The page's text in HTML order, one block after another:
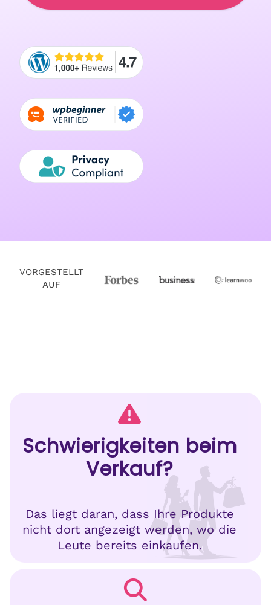
VORGESTELLT
AUF
Schwierigkeiten beim
Verkauf?
Das liegt daran, dass Ihre Produkte
nicht dort angezeigt werden, wo die
Leute bereits einkaufen.